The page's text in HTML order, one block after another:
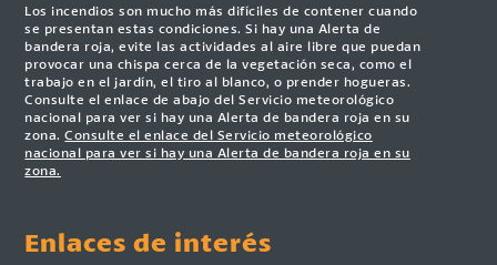
Los incendios son mucho más difíciles de contener cuando
se presentan estas condiciones. Si hay una Alerta de
bandera roja, evite las actividades al aire libre que puedan
provocar una chispa cerca de la vegetación seca, como el
trabajo en el jardín, el tiro al blanco, o prender hogueras.
Consulte el enlace de abajo del Servicio meteorológico
nacional para ver si hay una Alerta de bandera roja en su
zona.Consulte el enlace del Servicio meteorológico
nacional para ver si hay una Alerta de bandera roja en su
zona.
Enlaces de interés